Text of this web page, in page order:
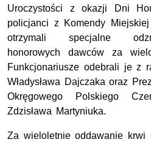
Uroczystości z okazji Dni
policjanci z Komendy
otrzymali specjalne
honorowych dawców za
Funkcjonariusze odebrali je z
Władysława Dajczaka oraz
Okręgowego Polskiego
Zdzisława Martyniuka.
Za wieloletnie oddawanie